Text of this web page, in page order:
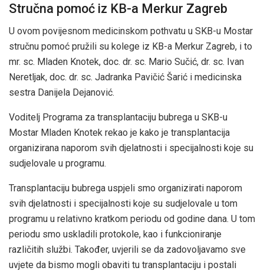
Stručna pomoć iz KB-a Merkur Zagreb
U ovom povijesnom medicinskom pothvatu u SKB-u Mostar
stručnu pomoć pružili su kolege iz KB-a Merkur Zagreb, i to
mr. sc. Mladen Knotek, doc. dr. sc. Mario Sučić, dr. sc. Ivan
Neretljak, doc. dr. sc. Jadranka Pavičić Šarić i medicinska
sestra Danijela Dejanović.
Voditelj Programa za transplantaciju bubrega u SKB-u
Mostar Mladen Knotek rekao je kako je transplantacija
organizirana naporom svih djelatnosti i specijalnosti koje su
sudjelovale u programu.
Transplantaciju bubrega uspjeli smo organizirati naporom
svih djelatnosti i specijalnosti koje su sudjelovale u tom
programu u relativno kratkom periodu od godine dana. U tom
periodu smo uskladili protokole, kao i funkcioniranje
različitih službi. Također, uvjerili se da zadovoljavamo sve
uvjete da bismo mogli obaviti tu transplantaciju i postali